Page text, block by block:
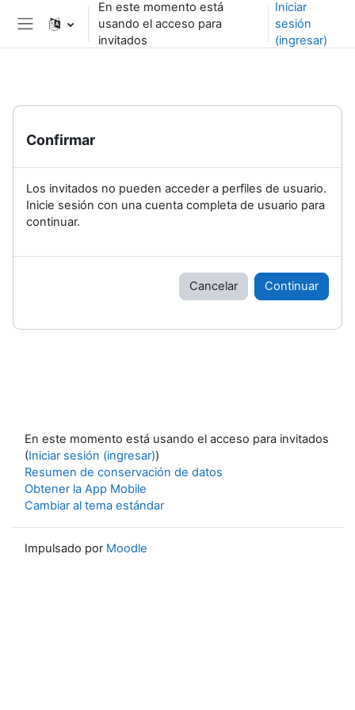
Saltar al contenido principal
Pánel lateral
En este momento está
usando el acceso para
invitados
Iniciar
sesión
(ingresar)
Confirmar
Los invitados no pueden acceder a perfiles de usuario.
Inicie sesión con una cuenta completa de usuario para
continuar.
Cancelar Continuar
En este momento está usando el acceso para invitados
(Iniciar sesión (ingresar))
Resumen de conservación de datos
Obtener la App Mobile
Cambiar al tema estándar
Impulsado por Moodle